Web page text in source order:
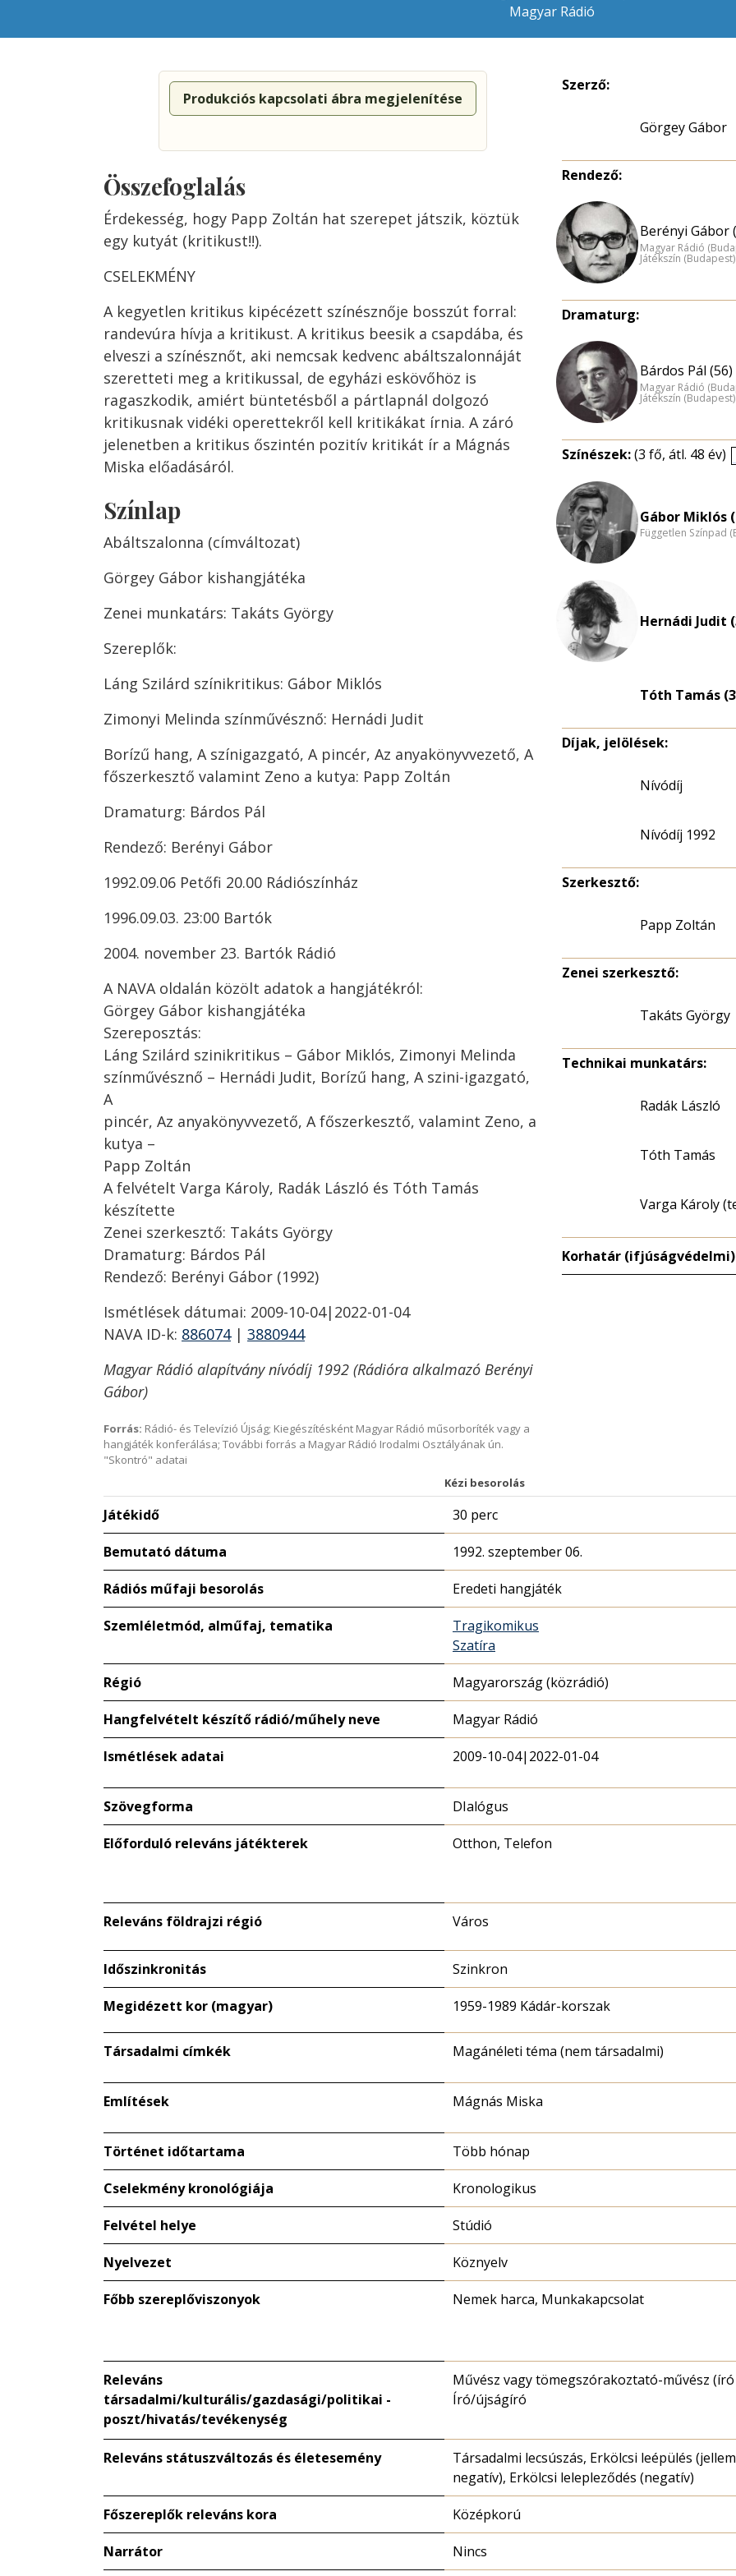
Magyar Rádió
Produkciós kapcsolati ábra megjelenítése
Összefoglalás
Érdekesség, hogy Papp Zoltán hat szerepet játszik, köztük
egy kutyát (kritikust!!).
CSELEKMÉNY
A kegyetlen kritikus kipécézett színésznője bosszút forral:
randevúra hívja a kritikust. A kritikus beesik a csapdába, és
elveszi a színésznőt, aki nemcsak kedvenc abáltszalonnáját
szeretteti meg a kritikussal, de egyházi eskövőhöz is
ragaszkodik, amiért büntetésből a pártlapnál dolgozó
kritikusnak vidéki operettekről kell kritikákat írnia. A záró
jelenetben a kritikus őszintén pozitív kritikát ír a Mágnás
Miska előadásáról.
Színlap
Abáltszalonna (címváltozat)
Görgey Gábor kishangjátéka
Zenei munkatárs: Takáts György
Szereplők:
Láng Szilárd színikritikus: Gábor Miklós
Zimonyi Melinda színművésznő: Hernádi Judit
Borízű hang, A színigazgató, A pincér, Az anyakönyvvezető, A
főszerkesztő valamint Zeno a kutya: Papp Zoltán
Dramaturg: Bárdos Pál
Rendező: Berényi Gábor
1992.09.06 Petőfi 20.00 Rádiószínház
1996.09.03. 23:00 Bartók
2004. november 23. Bartók Rádió
A NAVA oldalán közölt adatok a hangjátékról:
Görgey Gábor kishangjátéka
Szereposztás:
Láng Szilárd szinikritikus – Gábor Miklós, Zimonyi Melinda
színművésznő – Hernádi Judit, Borízű hang, A szini-igazgató,
A
pincér, Az anyakönyvvezető, A főszerkesztő, valamint Zeno, a
kutya –
Papp Zoltán
A felvételt Varga Károly, Radák László és Tóth Tamás
készítette
Zenei szerkesztő: Takáts György
Dramaturg: Bárdos Pál
Rendező: Berényi Gábor (1992)
Ismétlések dátumai: 2009-10-04|2022-01-04
NAVA ID-k: 886074| 3880944
Magyar Rádió alapítvány nívódíj 1992 (Rádióra alkalmazó Berényi
Gábor)
Forrás: Rádió- és Televízió Újság; Kiegészítésként Magyar Rádió műsorboríték vagy a
hangjáték konferálása; További forrás a Magyar Rádió Irodalmi Osztályának ún.
"Skontró" adatai
Szerző:
Görgey Gábor
Rendező:
Berényi Gábor
Magyar Rádió
Játékszín (Budapest)
Dramaturg:
Bárdos Pál (56)
Magyar Rádió
Játékszín (Budapest)
Színészek:(3 fő, átl. 48 év)
Gábor Miklós
Független Színpad
Hernádi Judit
Tóth Tamás
Díjak, jelölések:
Nívódíj
Nívódíj 1992
Szerkesztő:
Papp Zoltán
Zenei szerkesztő:
Takáts György
Technikai munkatárs:
Radák László
Tóth Tamás
Varga Károly
Korhatár (ifjúságvédelmi)
Kézi besorolás
Játékidő 30 perc
Bemutató dátuma 1992. szeptember 06.
Rádiós műfaji besorolás Eredeti hangjáték
Szemléletmód, alműfaj, tematika
Tragikomikus
Szatíra
Régió Magyarország (közrádió)
Hangfelvételt készítő rádió/műhely neve Magyar Rádió
Ismétlések adatai 2009-10-04|2022-01-04
Szövegforma DIalógus
Előforduló releváns játékterek Otthon, Telefon
Releváns földrajzi régió Város
Időszinkronitás Szinkron
Megidézett kor (magyar) 1959-1989 Kádár-korszak
Társadalmi címkék Magánéleti téma (nem társadalmi)
Említések Mágnás Miska
Történet időtartama Több hónap
Cselekmény kronológiája Kronologikus
Felvétel helye Stúdió
Nyelvezet Köznyelv
Főbb szereplőviszonyok Nemek harca, Munkakapcsolat
Releváns
társadalmi/kulturális/gazdasági/politikai -
poszt/hivatás/tevékenység
Művész vagy tömegszórakoztató-művész
Író/újságíró
Releváns státuszváltozás és életesemény
Társadalmi lecsúszás, Erkölcsi leépülés
negatív), Erkölcsi lelepleződés (negatív)
Főszereplők releváns kora Középkorú
Narrátor Nincs